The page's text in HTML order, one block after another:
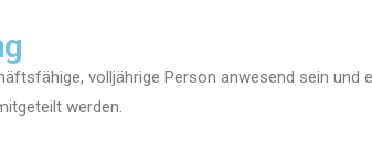
volljährige Person anwesend sein
werden.